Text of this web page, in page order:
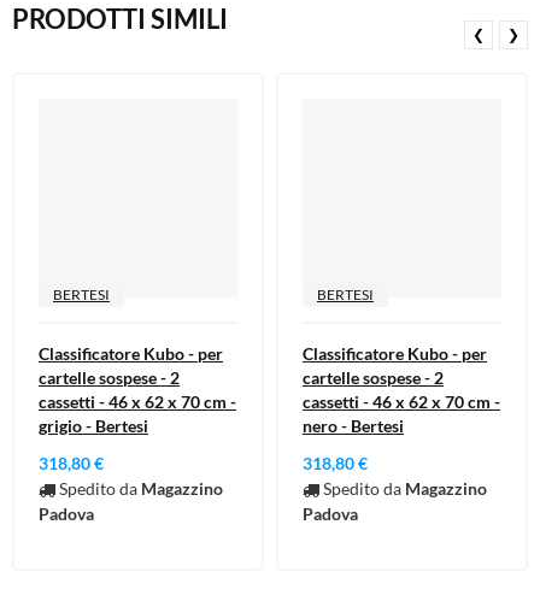
PRODOTTI SIMILI
BERTESI
Classificatore Kubo - per
cartelle sospese - 2
cassetti - 46 x 62 x 70 cm -
grigio - Bertesi
318,80 €
Spedito da Magazzino
Padova
BERTESI
Classificatore Kubo - per
cartelle sospese - 2
cassetti - 46 x 62 x 70 cm -
nero - Bertesi
318,80 €
Spedito da Magazzino
Padova
❮ ❯